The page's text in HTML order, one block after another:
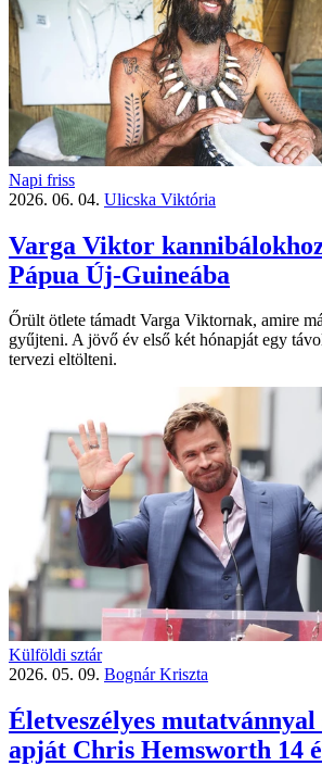
Napi friss
2026. 06. 04. Ulicska Viktória
Varga Viktor
Pápua Új-Guineába
Őrült ötlete támadt Varga Viktornak, amire
gyűjteni. A jövő év első két hónapját egy
tervezi eltölteni.
Külföldi sztár
2026. 05. 09. Bognár Kriszta
Életveszélyes
apját Chris Hemsworth 14